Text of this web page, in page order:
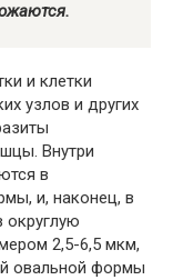
и клетки
узлов и других
Внутри
в
и, наконец, в
2,5-6,5 мкм,
овальной формы